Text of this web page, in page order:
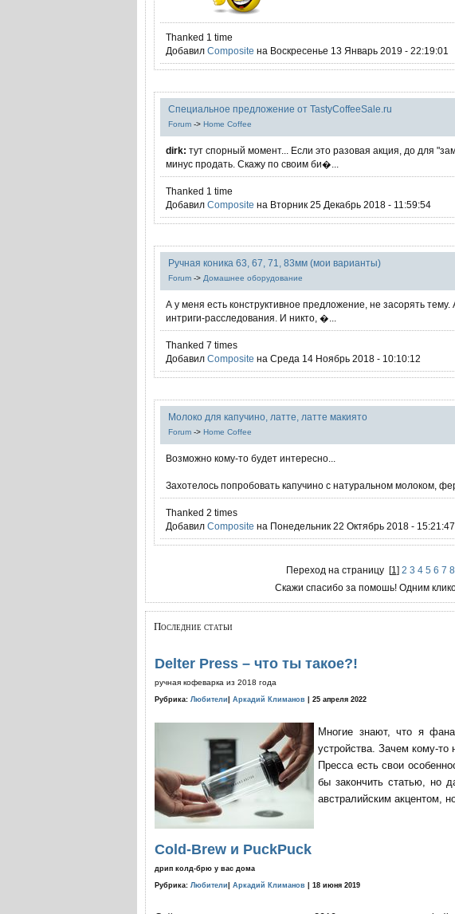
Thanked 1 time
Добавил Composite на Воскресенье 13 Январь 2019 - 22:19:01
Специальное предложение от TastyCoffeeSale.ru
Forum -> Home Coffee
dirk: тут спорный момент... Если это разовая акция, до для
минус продать. Скажу по своим би�...
Thanked 1 time
Добавил Composite на Вторник 25 Декабрь 2018 - 11:59:54
Ручная коника 63, 67, 71, 83мм (мои варианты)
Forum -> Домашнее оборудование
А у меня есть конструктивное предложение, не засорять тему.
интриги-расследования. И никто, �...
Thanked 7 times
Добавил Composite на Среда 14 Ноябрь 2018 - 10:10:12
Молоко для капучино, латте, латте макиято
Forum -> Home Coffee
Возможно кому-то будет интересно...
Захотелось попробовать капучино с натуральном молоком,
Thanked 2 times
Добавил Composite на Понедельник 22 Октябрь 2018 - 15:21:47
Переход на страницу [1 ] 2 3 4 5 6 7 8
Скажи спасибо за помошь! Одним
Последние статьи
Delter Press – что ты такое?!
ручная кофеварка из 2018 года
Рубрика: Любители Аркадий Климанов | 25 апреля 2022
Многие знают, что я
устройства. Зачем кому-то
Пресса есть свои
бы закончить статью, но
австралийским акцентом,
Cold-Brew и PuckPuck
дрип колд-брю у вас дома
Рубрика: Любители Аркадий Климанов | 18 июня 2019